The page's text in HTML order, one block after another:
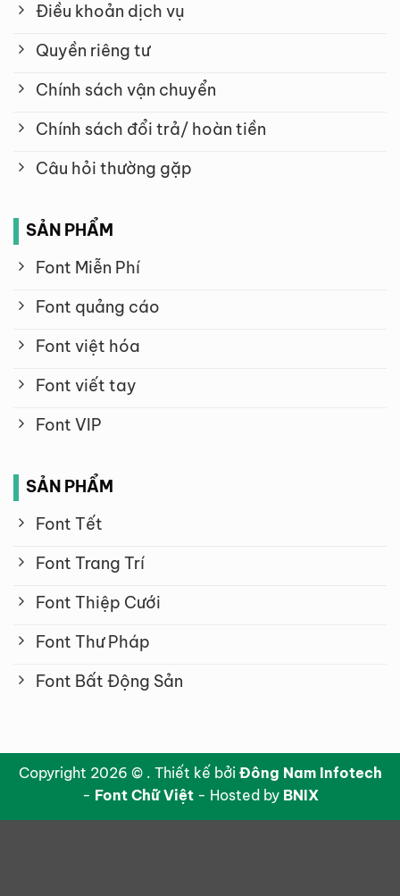
Điều khoản dịch vụ
Quyền riêng tư
Chính sách vận chuyển
Chính sách đổi trả/ hoàn tiền
Câu hỏi thường gặp
SẢN PHẨM
Font Miễn Phí
Font quảng cáo
Font việt hóa
Font viết tay
Font VIP
SẢN PHẨM
Font Tết
Font Trang Trí
Font Thiệp Cưới
Font Thư Pháp
Font Bất Động Sản
Copyright 2026 © . Thiết kế bởi Đông Nam Infotech
- Font Chữ Việt- Hosted by BNIX